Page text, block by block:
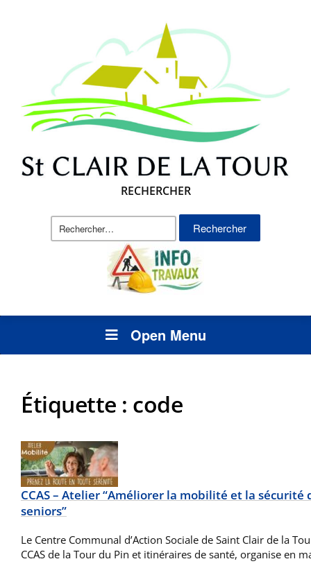
RECHERCHER
Rechercher :
Open Menu
Étiquette : code
CCAS – Atelier “Améliorer la mobilité et la sécurité
seniors”
Le Centre Communal d’Action Sociale de Saint Clair de la
CCAS de la Tour du Pin et itinéraires de santé, organise en